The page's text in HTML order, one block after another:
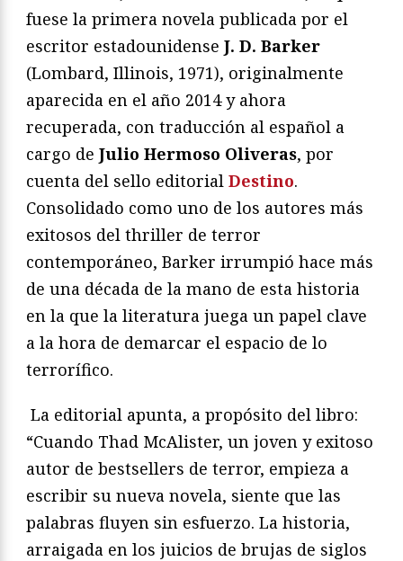
fuese la primera novela publicada por el
escritor estadounidense J. D. Barker
(Lombard, Illinois, 1971), originalmente
aparecida en el año 2014 y ahora
recuperada, con traducción al español a
cargo de Julio Hermoso Oliveras, por
cuenta del sello editorial Destino.
Consolidado como uno de los autores más
exitosos del thriller de terror
contemporáneo, Barker irrumpió hace más
de una década de la mano de esta historia
en la que la literatura juega un papel clave
a la hora de demarcar el espacio de lo
terrorífico.
La editorial apunta, a propósito del libro:
“Cuando Thad McAlister, un joven y exitoso
autor de bestsellers de terror, empieza a
escribir su nueva novela, siente que las
palabras fluyen sin esfuerzo. La historia,
arraigada en los juicios de brujas de siglos